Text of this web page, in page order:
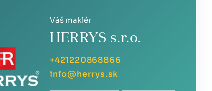
Váš maklér
HERRYS s.r.o.
+421220868866
info@herrys.sk